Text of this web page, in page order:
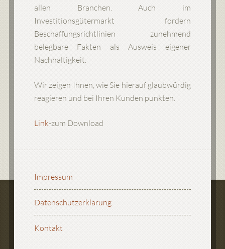
allen Branchen. Auch im
Investitionsgütermarkt fordern
Beschaffungsrichtlinien zunehmend
belegbare Fakten als Ausweis eigener
Nachhaltigkeit.
Wir zeigen Ihnen, wie Sie hierauf glaubwürdig
reagieren und bei Ihren Kunden punkten.
Link-zum Download
Impressum
Datenschutzerklärung
Kontakt